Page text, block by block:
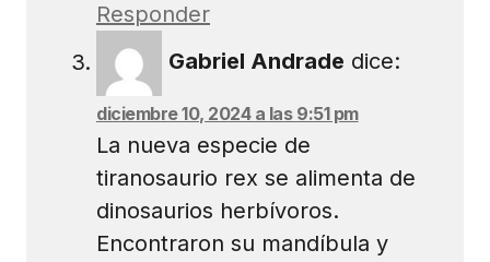
Responder
Gabriel Andrade dice:
diciembre 10, 2024 a las 9:51 pm
La nueva especie de
tiranosaurio rex se alimenta de
dinosaurios herbívoros.
Encontraron su mandíbula y